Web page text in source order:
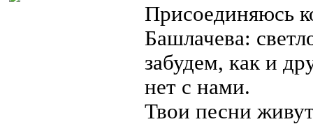
Присоединяюсь
Башлачева:
забудем, как и
нет с нами.
Твои песни